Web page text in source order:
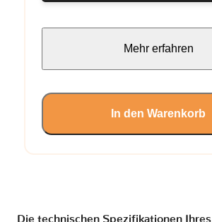
Mehr erfahren
In den Warenkorb
Die technischen Spezifikationen Ihres